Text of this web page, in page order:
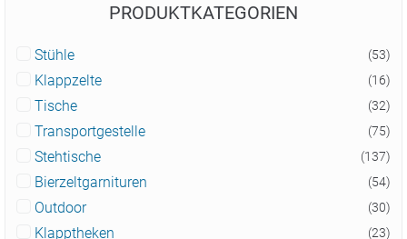
PRODUKTKATEGORIEN
Stühle (53)
Klappzelte (16)
Tische (32)
Transportgestelle (75)
Stehtische (137)
Bierzeltgarnituren (54)
Outdoor (30)
Klapptheken (23)